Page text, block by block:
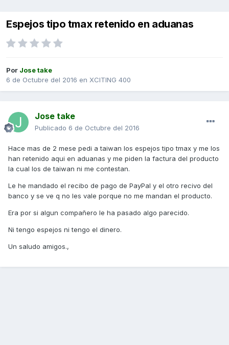
Espejos tipo tmax retenido en aduanas
Por Jose take
6 de Octubre del 2016 en XCITING 400
Jose take
Publicado 6 de Octubre del 2016
Hace mas de 2 mese pedi a taiwan los espejos tipo tmax y me los
han retenido aqui en aduanas y me piden la factura del producto
la cual los de taiwan ni me contestan.
Le he mandado el recibo de pago de PayPal y el otro recivo del
banco y se ve q no les vale porque no me mandan el producto.
Era por si algun compañero le ha pasado algo parecido.
Ni tengo espejos ni tengo el dinero.
Un saludo amigos.,